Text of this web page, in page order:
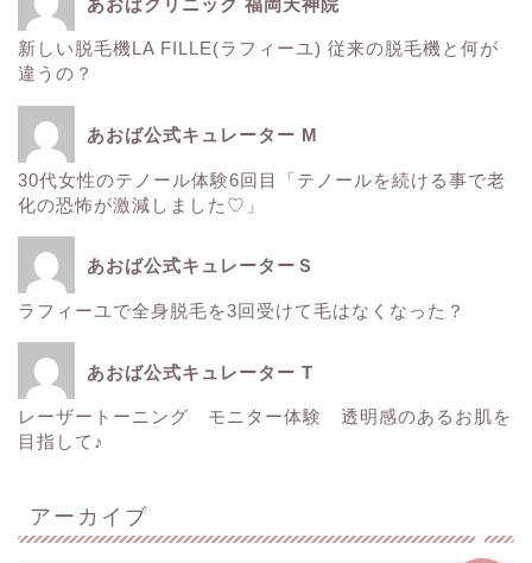
あおばクリニック 福岡天神院
新しい脱毛機LA FILLE(ラフィーユ) 従来の脱毛機と何が
違うの？
あおば公式キュレーター M
30代女性のテノール体験6回目「テノールを続ける事で老
化の恐怖が激減しました♡」
あおば公式キュレーターＳ
ラフィーユで全身脱毛を3回受けて毛はなくなった？
あおば公式キュレーター T
レーザートーニング モニター体験 透明感のあるお肌を
目指して♪
アーカイブ
サーマクール
レーザートーニング
ＳＲＳマスク